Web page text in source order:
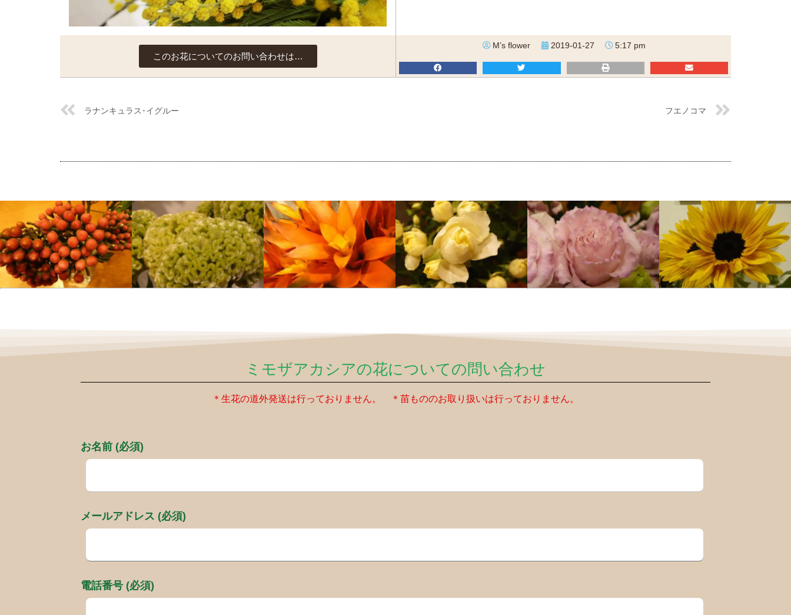
このお花についてのお問い合わせは…
M’s flower 2019-01-27 5:17 pm
ラナンキュラス･イグルー フエノコマ
ミモザアカシアの花についての問い合わせ
＊生花の道外発送は行っておりません。 ＊苗もののお取り扱いは行っておりません。
お名前 (必須)
メールアドレス (必須)
電話番号 (必須)